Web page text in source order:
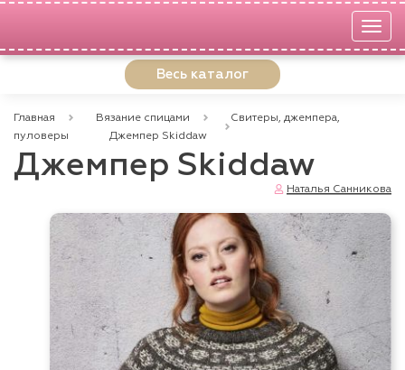
Весь каталог
Главная Вязание спицами
Свитеры, джемпера,
пуловеры
Джемпер Skiddaw
Джемпер Skiddaw
Наталья Санникова